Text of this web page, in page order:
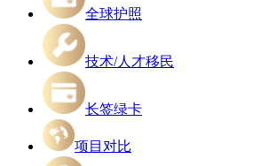
全球护照
技术/人才移民
长签绿卡
项目对比